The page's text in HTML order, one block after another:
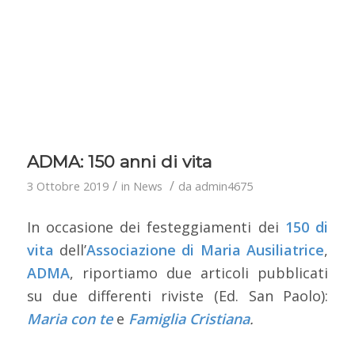
ADMA: 150 anni di vita
3 Ottobre 2019 / in News / da admin4675
In occasione dei festeggiamenti dei 150 di
vita dell’Associazione di Maria Ausiliatrice,
ADMA, riportiamo due articoli pubblicati
su due differenti riviste (Ed. San Paolo):
Maria con te e Famiglia Cristiana.